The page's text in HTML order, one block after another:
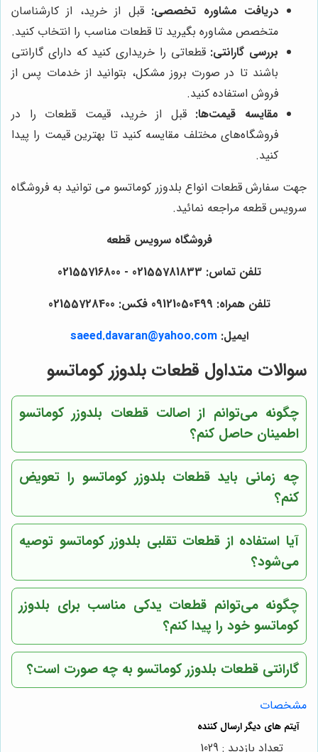
دریافت مشاوره تخصصی: قبل از خرید، از کارشناسان
متخصص مشاوره بگیرید تا قطعات مناسب را انتخاب کنید.
بررسی گارانتی: قطعاتی را خریداری کنید که دارای گارانتی
باشند تا در صورت بروز مشکل، بتوانید از خدمات پس از
فروش استفاده کنید.
مقایسه قیمت‌ها: قبل از خرید، قیمت قطعات را در
فروشگاه‌های مختلف مقایسه کنید تا بهترین قیمت را پیدا
کنید.
جهت سفارش قطعات انواع بلدوزر کوماتسو می توانید به فروشگاه
سرویس قطعه مراجعه نمائید.
فروشگاه سرویس قطعه
تلفن تماس: 02155781833 - 02155716800
تلفن همراه: 09121050499 فکس: 02155728400
ایمیل:saeed.davaran@yahoo.com
سوالات متداول قطعات بلدوزر کوماتسو
چگونه می‌توانم از اصالت قطعات بلدوزر کوماتسو
اطمینان حاصل کنم؟
چه زمانی باید قطعات بلدوزر کوماتسو را تعویض
کنم؟
آیا استفاده از قطعات تقلبی بلدوزر کوماتسو توصیه
می‌شود؟
چگونه می‌توانم قطعات یدکی مناسب برای بلدوزر
کوماتسو خود را پیدا کنم؟
گارانتی قطعات بلدوزر کوماتسو به چه صورت است؟
مشخصات
تعداد بازدید : 1029